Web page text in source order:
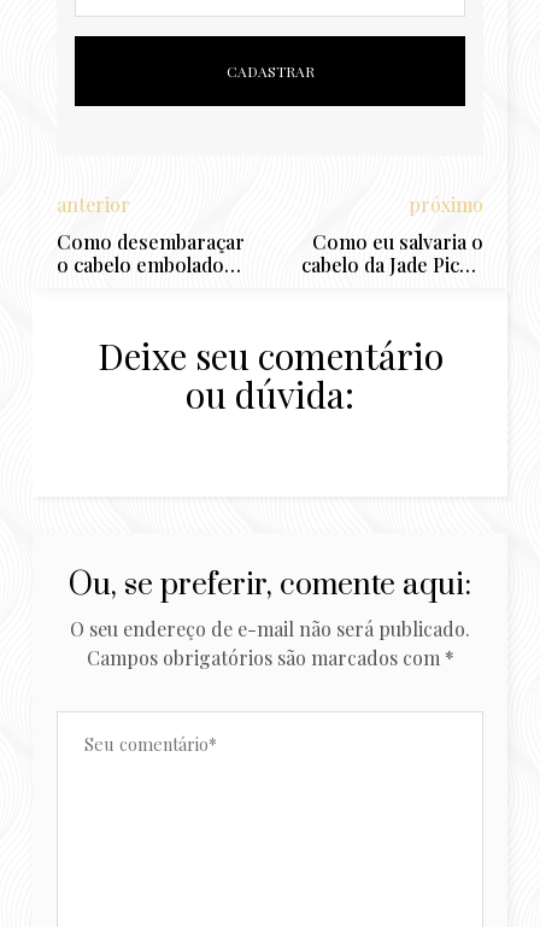
anterior
Como desembaraçar
o cabelo embolado
próximo
Como eu salvaria o
cabelo da Jade Picon
ressecado
Deixe seu comentário
ou dúvida:
Ou, se preferir, comente aqui:
O seu endereço de e-mail não será publicado.
Campos obrigatórios são marcados com *